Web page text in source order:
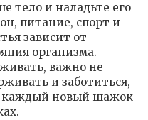
тело и наладьте его
питание, спорт и
зависит от
организма.
важно не
и заботиться,
каждый новый шажок